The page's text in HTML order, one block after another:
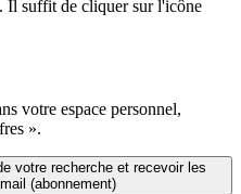
Il suffit de cliquer sur l'icône
votre espace personnel,
».
votre recherche et recevoir les
(abonnement)